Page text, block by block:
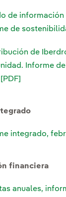
de información
de
de
Informe
integrado,
financiera
anuales,